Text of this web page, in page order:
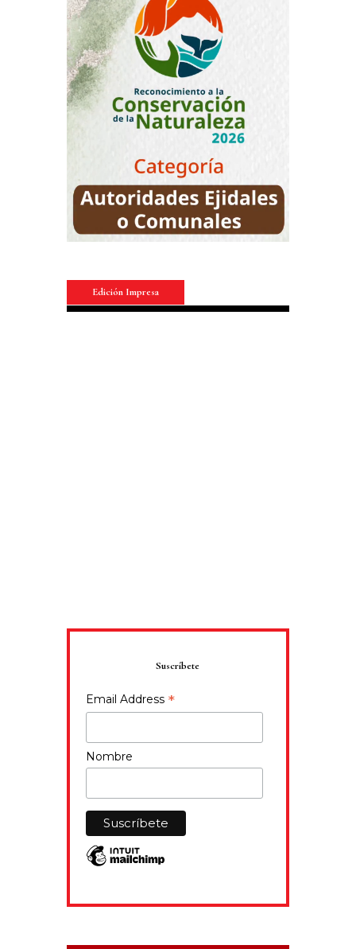
Edición Impresa
Suscríbete
Email Address *
Nombre